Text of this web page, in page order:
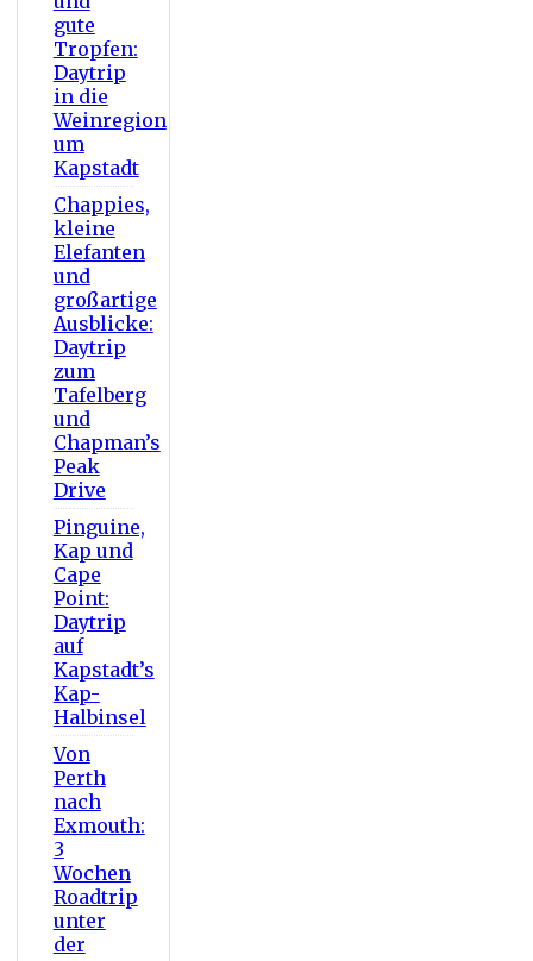
gute
Tropfen:
Daytrip
in die
Weinregion
um
Kapstadt
Chappies,
kleine
Elefanten
und
großartige
Ausblicke:
Daytrip
zum
Tafelberg
und
Chapman’s
Peak
Drive
Pinguine,
Kap und
Cape
Point:
Daytrip
auf
Kapstadt’s
Kap-
Halbinsel
Von
Perth
nach
Exmouth:
3
Wochen
Roadtrip
unter
der